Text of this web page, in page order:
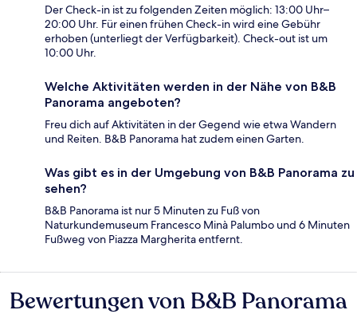
Der Check-in ist zu folgenden Zeiten möglich: 13:00 Uhr–
20:00 Uhr. Für einen frühen Check-in wird eine Gebühr
erhoben (unterliegt der Verfügbarkeit). Check-out ist um
10:00 Uhr.
Welche Aktivitäten werden in der Nähe von B&B
Panorama angeboten?
Freu dich auf Aktivitäten in der Gegend wie etwa Wandern
und Reiten. B&B Panorama hat zudem einen Garten.
Was gibt es in der Umgebung von B&B Panorama zu
sehen?
B&B Panorama ist nur 5 Minuten zu Fuß von
Naturkundemuseum Francesco Minà Palumbo und 6 Minuten
Fußweg von Piazza Margherita entfernt.
Bewertungen
Bewertungen von B&B Panorama